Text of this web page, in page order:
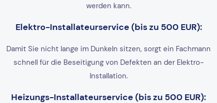
werden kann.
Elektro-Installateurservice (bis zu 500 EUR):
Damit Sie nicht lange im Dunkeln sitzen, sorgt ein Fachmann
schnell für die Beseitigung von Defekten an der Elektro-
Installation.
Heizungs-Installateurservice (bis zu 500 EUR):